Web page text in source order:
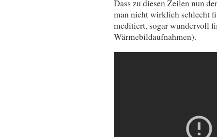
Dass zu diesen Zeilen nun
man nicht wirklich schlecht
meditiert, sogar wundervoll
Wärmebildaufnahmen).